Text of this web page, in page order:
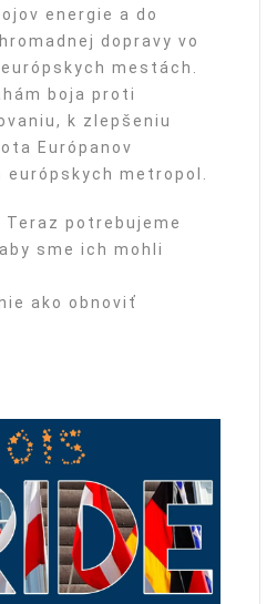
energie a do
dopravy vo
mestách.
boja proti
k zlepšeniu
Európanov
metropol.
potrebujeme
sme ich mohli
ako obnoviť